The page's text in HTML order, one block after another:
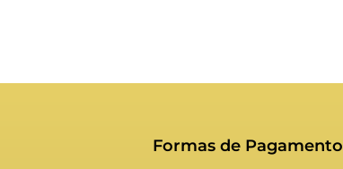
Formas de Pagamento